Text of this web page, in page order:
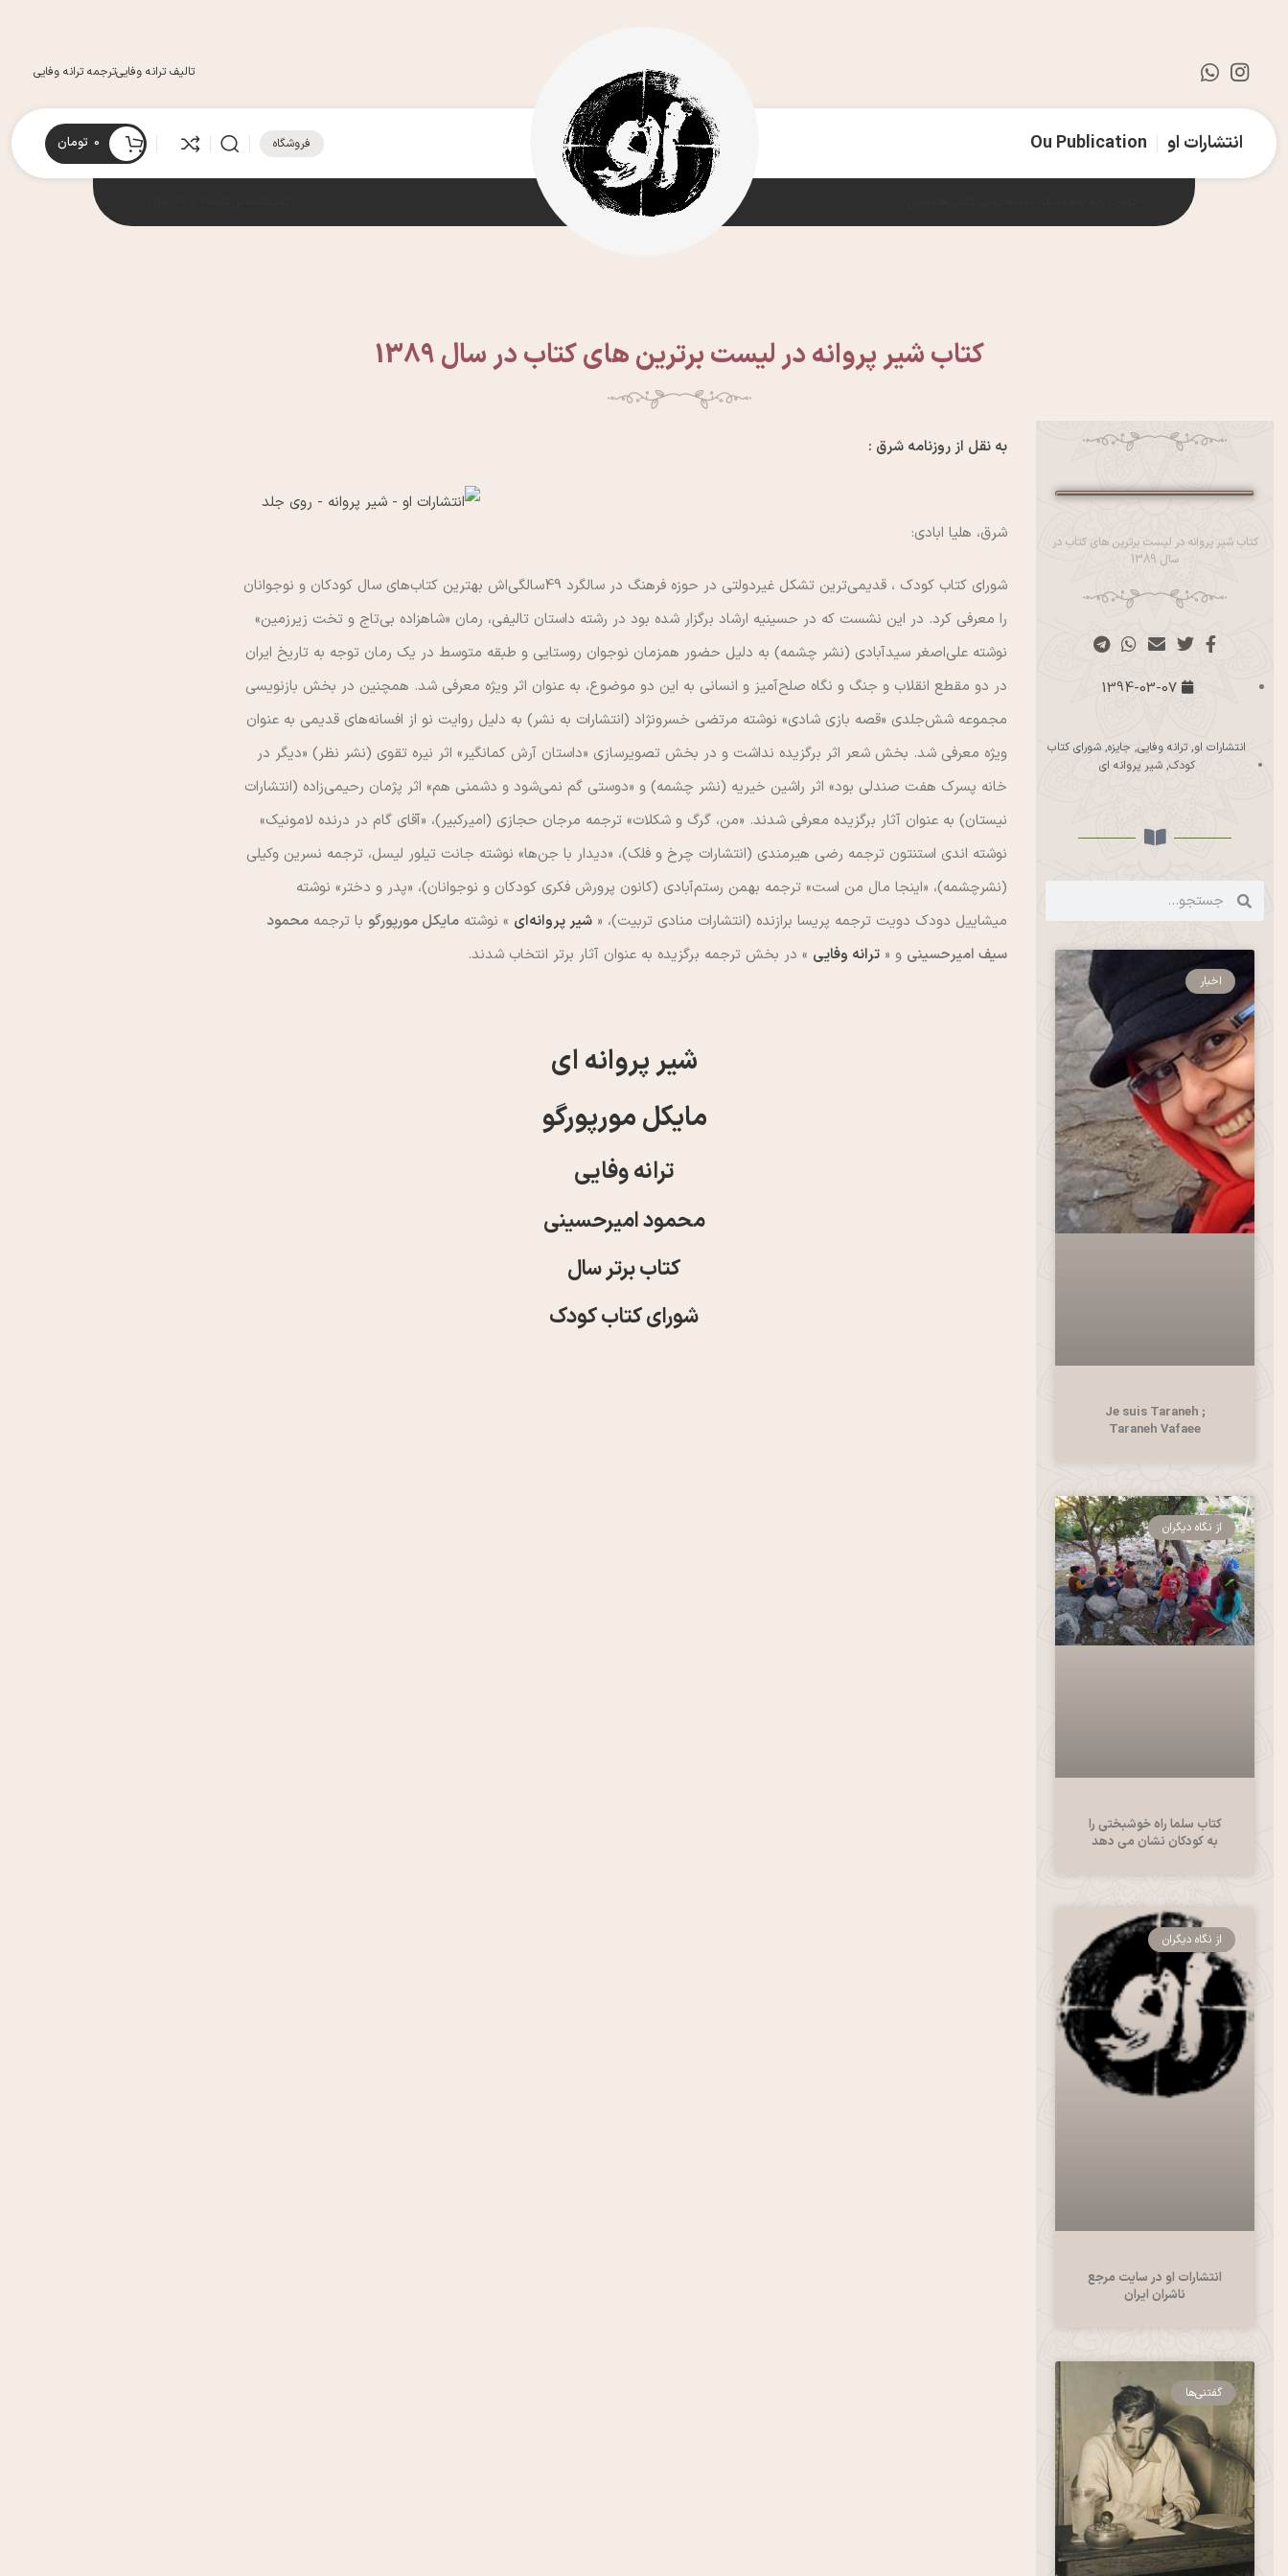
تالیف ترانه وفاییترجمه ترانه وفایی
انتشارات او Ou Publication فروشگاه 0 تومان
کتاب شیر پروانه در لیست برترین های کتاب در سال 1389
کتاب شیر پروانه در لیست برترین های کتاب در
سال 1389
1394-03-07
انتشارات او, ترانه وفایی, جایزه, شورای کتاب
کودک,شیر پروانه ای
اخبار
Je suis Taraneh ;
Taraneh Vafaee
از نگاه دیگران
کتاب سلما راه خوشبختی را
به کودکان نشان می دهد
از نگاه دیگران
انتشارات او در سایت مرجع
ناشران ایران
گفتنی‌ها
به نقل از روزنامه شرق :
شرق، هليا ابادي:
شورای کتاب کودک ، قديمي‌ترين تشكل غيردولتي در حوزه فرهنگ در سالگرد 49‌سالگي‌اش بهترين كتاب‌هاي سال كودكان و نوجوانان
را معرفي كرد. در اين نشست كه در حسينيه ارشاد برگزار شده بود در رشته داستان تاليفي، رمان «شاهزاده بي‌تاج و تخت زيرزمين»
نوشته علي‌اصغر سيدآبادي (نشر چشمه) به دليل حضور همزمان نوجوان روستايي و طبقه متوسط در يك رمان توجه به تاريخ ايران
در دو مقطع انقلاب و جنگ و نگاه صلح‌آميز و انساني به اين دو موضوع، به عنوان اثر ويژه معرفي شد. همچنين در بخش بازنويسي
مجموعه شش‌جلدي «قصه بازي شادي» نوشته مرتضي خسرونژاد (انتشارات به نشر) به دليل روايت نو از افسانه‌هاي قديمي به عنوان
ويژه معرفي شد. بخش شعر اثر برگزيده نداشت و در بخش تصوير‌سازي «داستان آرش كمانگير» اثر نيره تقوي (نشر نظر) «ديگر در
خانه پسرك هفت صندلي بود» اثر راشين خيريه (نشر چشمه) و «دوستي گم نمي‌شود و دشمني هم» اثر پژمان رحيمي‌زاده (انتشارات
نيستان) به عنوان آثار برگزيده معرفي شدند. «من، ‌گرگ و شكلات» ترجمه مرجان حجازي (اميركبير)، «آقاي گام در درنده لامونيك»
نوشته اندي استنتون ترجمه رضي هيرمندي (انتشارات چرخ و فلك)، «ديدار با جن‌ها» نوشته جانت ‌تيلور ليسل، ترجمه نسرين وكيلي
(نشرچشمه)، «اينجا مال من است» ترجمه بهمن رستم‌آبادي (كانون پرورش فكري كودكان و نوجوانان)، «پدر و دختر» نوشته
ميشاييل دودك دويت ترجمه پريسا برازنده (انتشارات منادي تربيت)، « شير پروانه‌اي » نوشته مايكل مورپورگو با ترجمه محمود
سيف اميرحسيني و « ترانه وفايي » در بخش ترجمه برگزيده به عنوان آثار برتر انتخاب شدند.
شیر پروانه ای
مایکل مورپورگو
ترانه وفایی
محمود امیرحسینی
کتاب برتر سال
شورای کتاب کودک